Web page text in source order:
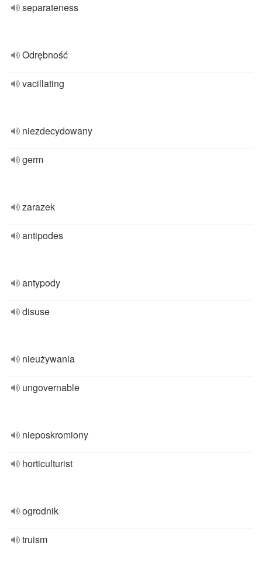
separateness
Odrębność
vacillating
niezdecydowany
germ
zarazek
antipodes
antypody
disuse
nieużywania
ungovernable
nieposkromiony
horticulturist
ogrodnik
truism